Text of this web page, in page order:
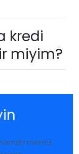
kredi
miyim?